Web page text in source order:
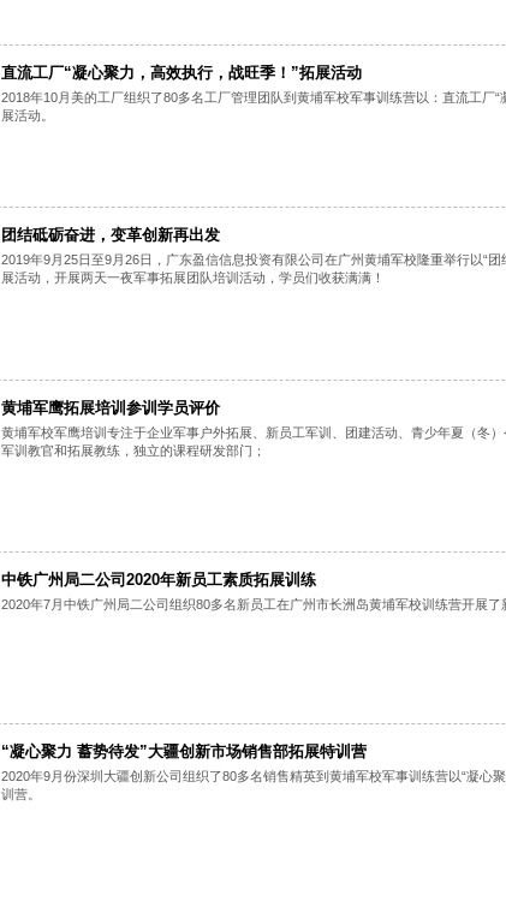
直流工厂“凝心聚力，高效执行，战旺季！”拓展活动
2018年10月美的工厂组织了80多名工厂管理团队到黄埔军校军事训练营以：直流工厂
展活动。
团结砥砺奋进，变革创新再出发
2019年9月25日至9月26日，广东盈信信息投资有限公司在广州黄埔军校隆重举行以“
展活动，开展两天一夜军事拓展团队培训活动，学员们收获满满！
黄埔军鹰拓展培训参训学员评价
黄埔军校军鹰培训专注于企业军事户外拓展、新员工军训、团建活动、青少年夏（冬
军训教官和拓展教练，独立的课程研发部门；
中铁广州局二公司2020年新员工素质拓展训练
2020年7月中铁广州局二公司组织80多名新员工在广州市长洲岛黄埔军校训练营开展了
“凝心聚力 蓄势待发”大疆创新市场销售部拓展特训营
2020年9月份深圳大疆创新公司组织了80多名销售精英到黄埔军校军事训练营以“凝心
训营。